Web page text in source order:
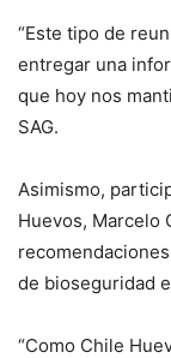
“Este tipo de
entregar una
que hoy nos
SAG.
Asimismo,
Huevos, Marcelo
de bioseguridad
“Como Chile